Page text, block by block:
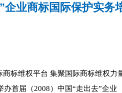
企业商标国际保护实务
商标维权平台 集聚国际商标维权力
办首届（2008）中国“走出去”企业